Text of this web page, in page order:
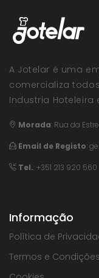
A Jotelar é uma
comercializa
Industria Hoteleira
Morada: Rua da
Email de Registo:
Tel.: +351 213 920 560
Informação
Política de
Termos e Condições